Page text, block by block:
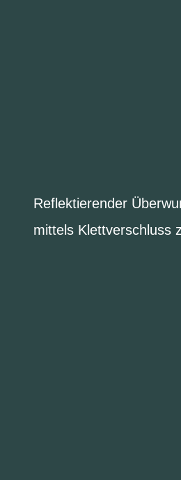
Reflektierender
mittels Klettverschluss